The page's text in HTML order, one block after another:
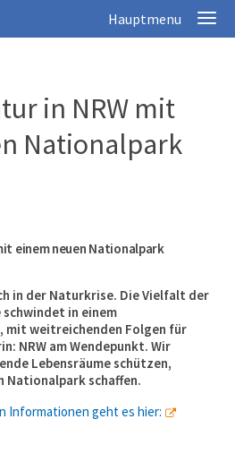
in NRW mit
Nationalpark
einem neuen Nationalpark
in der Naturkrise. Die Vielfalt der
in einem
mit weitreichenden Folgen für
NRW am Wendepunkt. Wir
Lebensräume schützen,
Nationalpark schaffen.
Informationen geht es hier: